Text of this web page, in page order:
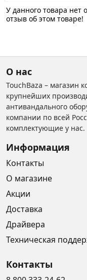
У данного товара нет
отзыв об этом товаре!
О нас
TouchBaza – магазин
крупнейших
антивандального
компании по всей
комплектующие у нас.
Информация
Контакты
О магазине
Акции
Доставка
Драйвера
Техническая
Контакты